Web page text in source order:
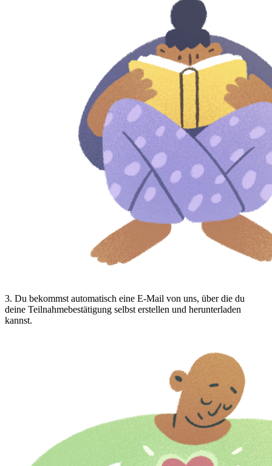
3. Du bekommst automatisch eine E-Mail von uns, über die du
deine Teilnahmebestätigung selbst erstellen und herunterladen
kannst.